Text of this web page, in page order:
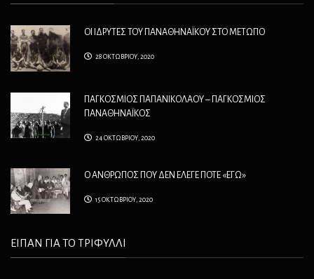
ΟΙ ΙΔΡΥΤΕΣ ΤΟΥ ΠΑΝΑΘΗΝΑΪΚΟΥ ΣΤΟ ΜΕΤΩΠΟ
28 ΟΚΤΩΒΡΙΟΥ, 2020
ΠΑΓΚΟΣΜΙΟΣ ΠΑΠΑΝΙΚΟΛΑΟΥ – ΠΑΓΚΟΣΜΙΟΣ
ΠΑΝΑΘΗΝΑΪΚΟΣ
24 ΟΚΤΩΒΡΙΟΥ, 2020
Ο ΑΝΘΡΩΠΟΣ ΠΟΥ ΔΕΝ ΕΛΕΓΕ ΠΟΤΕ «ΕΓΩ»
15 ΟΚΤΩΒΡΙΟΥ, 2020
ΕΙΠΑΝ ΓΙΑ ΤΟ ΤΡΙΦΥΛΛΙ